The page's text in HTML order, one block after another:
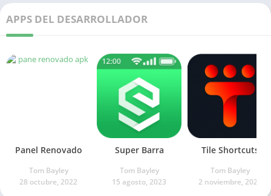
APPS DEL DESARROLLADOR
Panel Renovado
Tom Bayley
28 octubre, 2022
Super Barra
Tom Bayley
15 agosto, 2023
Tile Shortcuts
Tom Bayley
2 noviembre, 2021